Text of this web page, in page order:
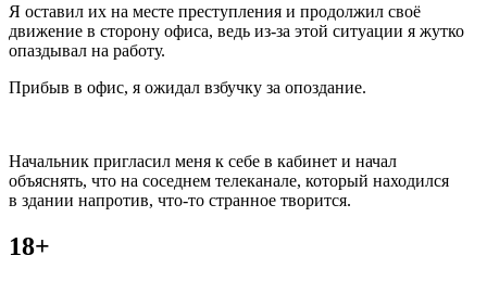
Я оставил их на месте преступления и продолжил своё
движение в сторону офиса, ведь из-за этой ситуации я жутко
опаздывал на работу.
Прибыв в офис, я ожидал взбучку за опоздание.
Начальник пригласил меня к себе в кабинет и начал
объяснять, что на соседнем телеканале, который находился
в здании напротив, что-то странное творится.
18+